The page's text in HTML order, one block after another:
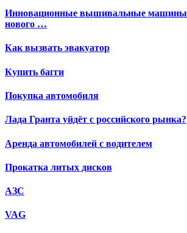
Инновационные вышивальные машины
нового …
Как вызвать эвакуатор
Купить багги
Покупка автомобиля
Лада Гранта уйдёт с российского рынка?
Аренда автомобилей с водителем
Прокатка литых дисков
АЗС
VAG